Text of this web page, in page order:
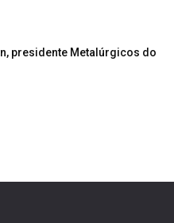
presidente Metalúrgicos do